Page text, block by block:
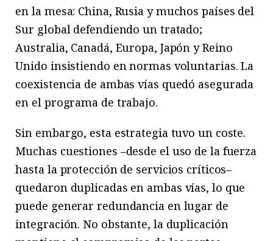
en la mesa: China, Rusia y muchos países del
Sur global defendiendo un tratado;
Australia, Canadá, Europa, Japón y Reino
Unido insistiendo en normas voluntarias. La
coexistencia de ambas vías quedó asegurada
en el programa de trabajo.
Sin embargo, esta estrategia tuvo un coste.
Muchas cuestiones –desde el uso de la fuerza
hasta la protección de servicios críticos–
quedaron duplicadas en ambas vías, lo que
puede generar redundancia en lugar de
integración. No obstante, la duplicación